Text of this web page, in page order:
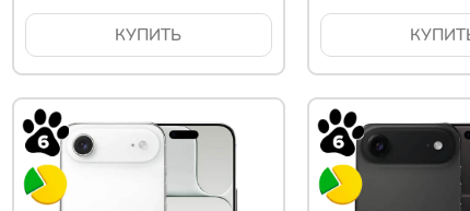
КУПИТЬ